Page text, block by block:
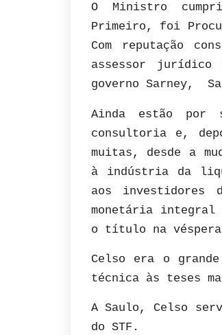
O Ministro
Primeiro, foi
Com reputação
assessor jurídico
governo Sarney,
Ainda estão por
consultoria e,
muitas, desde a
à indústria da
aos investidores
monetária integral
o título na véspera
Celso era o
técnica às teses
A Saulo, Celso
do STF.